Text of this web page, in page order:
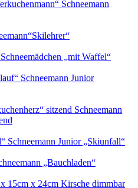
Schneemann
Schneemädchen „mit Waffel“
Schneemann Junior
Schneemann
Schneemann Junior „Skiunfall“
„Bauchladen“